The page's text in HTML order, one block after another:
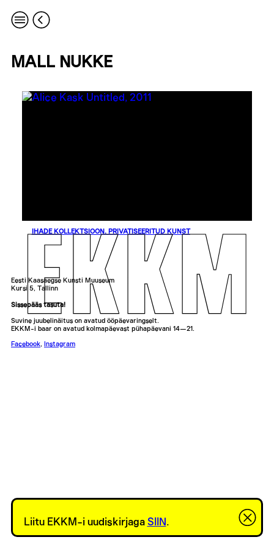
MALL NUKKE
IHADE KOLLEKTSIOON. PRIVATISEERITUD KUNST
Eesti Kaasaegse Kunsti Muuseum
Kursi 5, Tallinn
Sissepääs tasuta!
Suvine juubelinäitus on avatud ööpäevaringselt.
EKKM-i baar on avatud kolmapäevast pühapäevani 14—21.
Facebook, Instagram
Liitu EKKM-i uudiskirjaga SIIN .